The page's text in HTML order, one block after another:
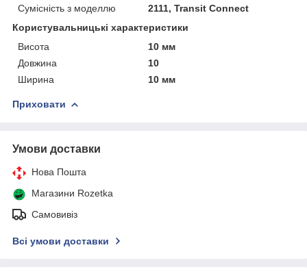
Сумісність з моделлю
2111, Transit Connect
Користувальницькі характеристики
Висота
10 мм
Довжина
10
Ширина
10 мм
Приховати
Умови доставки
Нова Пошта
Магазини Rozetka
Самовивіз
Всі умови доставки